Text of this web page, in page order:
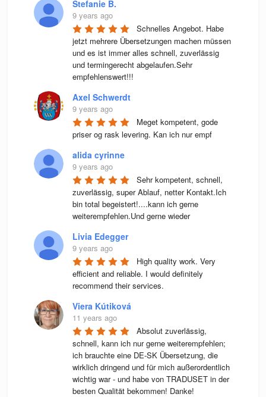
Stefanie B.
9 years ago
Schnelles Angebot. Habe
jetzt mehrere Übersetzungen machen müssen
und es ist immer alles schnell, zuverlässig
und termingerecht abgelaufen.Sehr
empfehlenswert!!!
Axel Schwerdt
9 years ago
Meget kompetent, gode
priser og rask levering. Kan ich nur empf
alida cyrinne
9 years ago
Sehr kompetent, schnell,
zuverlässig, super Ablauf, netter Kontakt.Ich
bin total begeistert!....kann ich gerne
weiterempfehlen.Und gerne wieder
Livia Edegger
9 years ago
High quality work. Very
efficient and reliable. I would definitely
recommend their services.
Viera Kútiková
11 years ago
Absolut zuverlässig,
schnell, kann ich nur gerne weiterempfehlen;
ich brauchte eine DE-SK Übersetzung, die
wirklich dringend und für mich außerordentlich
wichtig war - und habe von TRADUSET in der
besten Qualität bekommen! Danke!